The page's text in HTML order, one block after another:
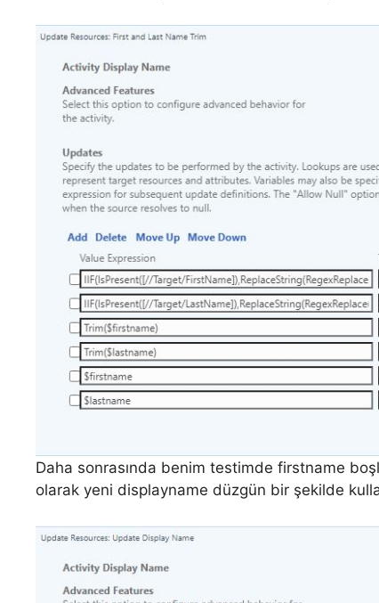
Daha sonrasında benim testimde firstname
olarak yeni displayname düzgün bir şekilde